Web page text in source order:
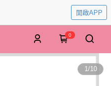
開啟APP
0
1/10